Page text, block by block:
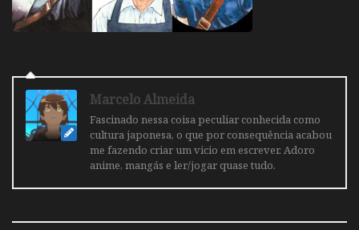
Marcelo Almeida
Fascinado nessa coisa peculiar conhecida como
cultura japonesa, o que por consequência acabou
me fazendo criar um vicio em escrever. Adoro
anime, mangás e ler/jogar quase tudo.